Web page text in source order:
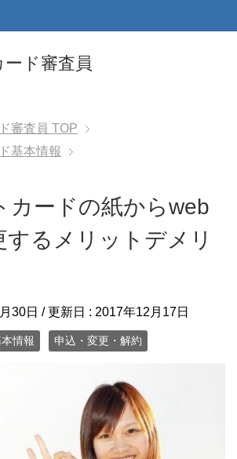
ド審査員
審査員 TOP
基本情報
カードの紙からweb
するメリットデメリ
30日 / 更新日 : 2017年12月17日
情報 申込・変更・解約